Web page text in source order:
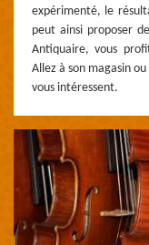
expérimenté, le
peut ainsi proposer
Antiquaire, vous
Allez à son magasin
vous intéressent.